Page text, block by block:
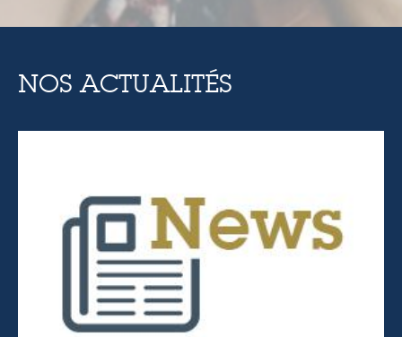
NOS ACTUALITÉS